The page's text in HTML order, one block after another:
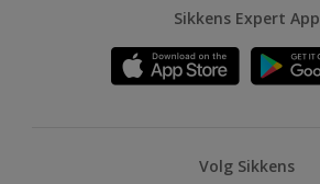
Sikkens Expert App
Volg Sikkens